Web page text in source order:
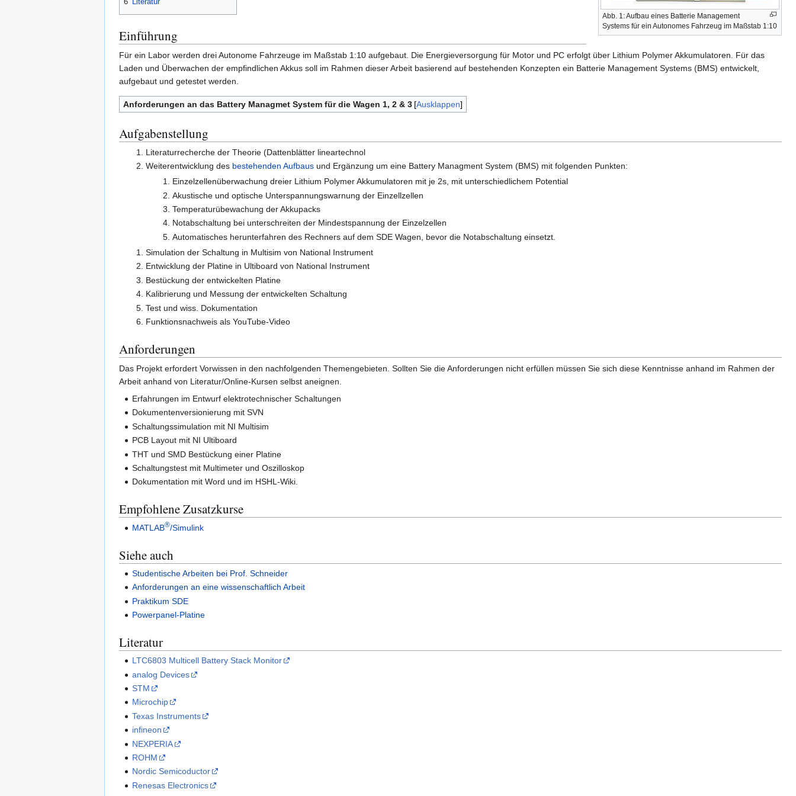
Abb. 1: Aufbau eines Batterie Management
Systems für ein Autonomes Fahrzeug im Maßstab 1:10
Einführung
Für ein Labor werden drei Autonome Fahrzeuge im Maßstab 1:10 aufgebaut. Die Energieversorgung für Motor und PC erfolgt über Lithium Polymer Akkumulatoren. Für das
Laden und Überwachen der empfindlichen Akkus soll im Rahmen dieser Arbeit basierend auf bestehenden Konzepten ein Batterie Management Systems (BMS) entwickelt,
aufgebaut und getestet werden.
Ausklappen
Anforderungen an das Battery Managmet System für die Wagen 1, 2 & 3
Aufgabenstellung
Literaturrecherche der Theorie (Dattenblätter lineartechnol
Weiterentwicklung des bestehenden Aufbausund Ergänzung um eine Battery Managment System (BMS) mit folgenden Punkten:
Einzelzellenüberwachung dreier Lithium Polymer Akkumulatoren mit je 2s, mit unterschiedlichem Potential
Akustische und optische Unterspannungswarnung der Einzellzellen
Temperaturübewachung der Akkupacks
Notabschaltung bei unterschreiten der Mindestspannung der Einzelzellen
Automatisches herunterfahren des Rechners auf dem SDE Wagen, bevor die Notabschaltung einsetzt.
Simulation der Schaltung in Multisim von National Instrument
Entwicklung der Platine in Ultiboard von National Instrument
Bestückung der entwickelten Platine
Kalibrierung und Messung der entwickelten Schaltung
Test und wiss. Dokumentation
Funktionsnachweis als YouTube-Video
Anforderungen
Das Projekt erfordert Vorwissen in den nachfolgenden Themengebieten. Sollten Sie die Anforderungen nicht erfüllen müssen Sie sich diese Kenntnisse anhand im Rahmen der
Arbeit anhand von Literatur/Online-Kursen selbst aneignen.
Erfahrungen im Entwurf elektrotechnischer Schaltungen
Dokumentenversionierung mit SVN
Schaltungssimulation mit NI Multisim
PCB Layout mit NI Ultiboard
THT und SMD Bestückung einer Platine
Schaltungstest mit Multimeter und Oszilloskop
Dokumentation mit Word und im HSHL-Wiki.
Empfohlene Zusatzkurse
MATLAB®/Simulink
Siehe auch
Studentische Arbeiten bei Prof. Schneider
Anforderungen an eine wissenschaftlich Arbeit
Praktikum SDE
Powerpanel-Platine
Literatur
LTC6803 Multicell Battery Stack Monitor
analog Devices
STM
Microchip
Texas Instruments
infineon
NEXPERIA
ROHM
Nordic Semicoductor
Renesas Electronics